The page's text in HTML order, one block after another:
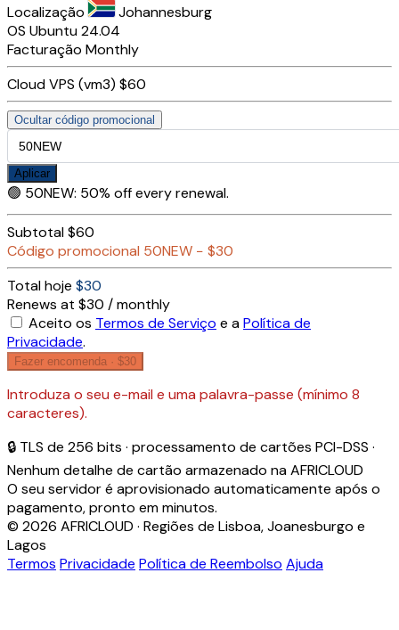
Localização
Johannesburg
OS Ubuntu 24.04
Facturação Monthly
Cloud VPS (vm3) $60
Ocultar código promocional
Aplicar
🟢 50NEW: 50% off every renewal.
Subtotal$60
Código promocional 50NEW − $30
Total hoje $30
Renews at $30 / monthly
Aceito os Termos de Serviço e aPolítica de
Privacidade.
Fazer encomenda · $30
Introduza o seu e-mail e uma palavra-passe (mínimo 8
caracteres).
🔒 TLS de 256 bits · processamento de cartões PCI-DSS ·
Nenhum detalhe de cartão armazenado na AFRICLOUD
O seu servidor é aprovisionado automaticamente após o
pagamento, pronto em minutos.
© 2026 AFRICLOUD · Regiões de Lisboa, Joanesburgo e
Lagos
Termos Privacidade Política de Reembolso Ajuda